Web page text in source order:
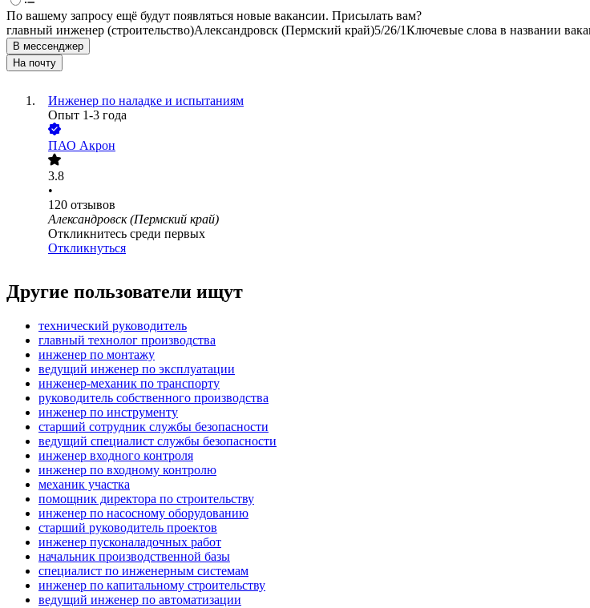
По вашему запросу ещё будут появляться новые вакансии. Присылать вам?
главный инженер (строительство)Александровск (Пермский край)5/26/1Ключевые слова в названии
В мессенджер
На почту
Инженер по наладке и испытаниям
Опыт 1-3 года
ПАО Акрон
3.8
•
120 отзывов
Александровск (Пермский край)
Откликнитесь среди первых
Откликнуться
Другие пользователи ищут
технический руководитель
главный технолог производства
инженер по монтажу
ведущий инженер по эксплуатации
инженер-механик по транспорту
руководитель собственного производства
инженер по инструменту
старший сотрудник службы безопасности
ведущий специалист службы безопасности
инженер входного контроля
инженер по входному контролю
механик участка
помощник директора по строительству
инженер по насосному оборудованию
старший руководитель проектов
инженер пусконаладочных работ
начальник производственной базы
специалист по инженерным системам
инженер по капитальному строительству
ведущий инженер по автоматизации